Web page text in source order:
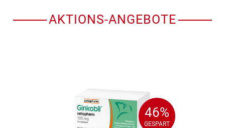
AKTIONS-ANGEBOTE
46%
GESPART
46%
GESPART